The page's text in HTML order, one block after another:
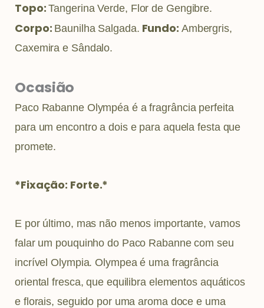
Topo:Tangerina Verde, Flor de Gengibre.
Corpo: Baunilha Salgada. Fundo: Ambergris,
Caxemira e Sândalo.
Ocasião
Paco Rabanne Olympéa é a fragrância perfeita
para um encontro a dois e para aquela festa que
promete.
*Fixação: Forte.*
E por último, mas não menos importante, vamos
falar um pouquinho do Paco Rabanne com seu
incrível Olympia. Olympea é uma fragrância
oriental fresca, que equilibra elementos aquáticos
e florais, seguido por uma aroma doce e uma